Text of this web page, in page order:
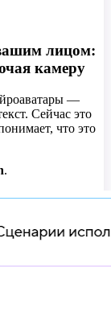
лицом:
камеру
—
Сейчас это
что это
.